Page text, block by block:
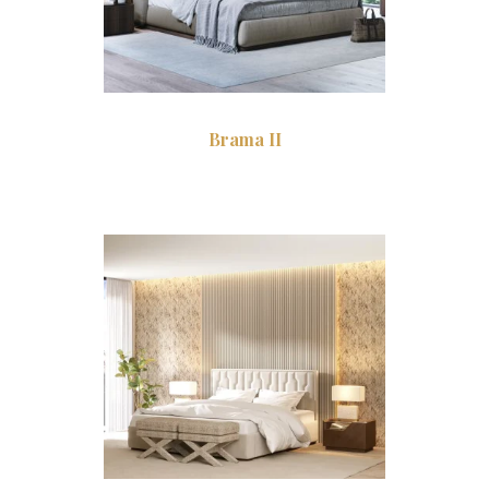
Brama II